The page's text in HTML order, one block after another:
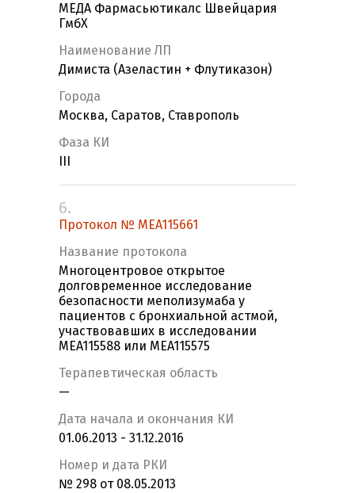
МЕДА Фармасьютикалс Швейцария
ГмбХ
Наименование ЛП
Димиста (Азеластин + Флутиказон)
Города
Москва, Саратов, Ставрополь
Фаза КИ
6.
Протокол № MEA115661
Название протокола
Многоцентровое открытое
долговременное исследование
безопасности меполизумаба у
пациентов с бронхиальной астмой,
участвовавших в исследовании
MEA115588 или MEA115575
Терапевтическая область
—
Дата начала и окончания КИ
01.06.2013 - 31.12.2016
Номер и дата РКИ
№ 298 от 08.05.2013